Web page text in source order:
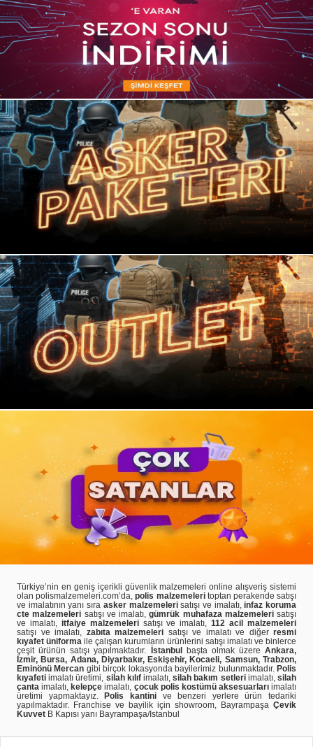
Türkiye’nin en geniş içerikli güvenlik malzemeleri online alışveriş sistemi
olan polismalzemeleri.com’da,polis malzemeleritoptan perakende satışı
ve imalatının yanı sıra asker malzemelerisatışı ve imalatı,infaz koruma
cte malzemeleri satışı ve imalatı,gümrük muhafaza malzemelerisatışı
ve imalatı, itfaiye malzemelerisatışı ve imalatı,112 acil malzemeleri
satışı ve imalatı, zabıta malzemeleri satışı ve imalatı ve diğer resmi
kıyafet üniforma ile çalışan kurumların ürünlerini satışı imalatı ve binlerce
çeşit ürünün satışı yapılmaktadır.
İstanbul başta olmak üzere Ankara,
İzmir, Bursa, Adana, Diyarbakır, Eskişehir, Kocaeli, Samsun, Trabzon,
Eminönü Mercan gibi birçok lokasyonda bayilerimiz bulunmaktadır. Polis
kıyafeti imalatı üretimi, silah kılıfimalatı,silah bakım setleriimalatı,silah
çanta imalatı, kelepçe imalatı, çocuk polis kostümü aksesuarlarıimalatı
üretimi yapmaktayız.
Polis kantinive benzeri yerlere ürün tedariki
yapılmaktadır. Franchise ve bayilik için showroom, Bayrampaşa Çevik
Kuvvet B Kapısı yanı Bayrampaşa/Istanbul